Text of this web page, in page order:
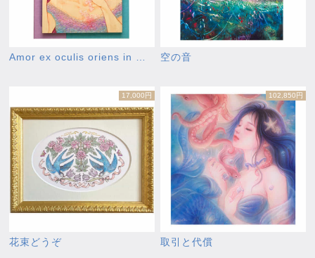
Amor ex oculis oriens in … 空の音
17,000円
花束どうぞ
102,850円
取引と代償